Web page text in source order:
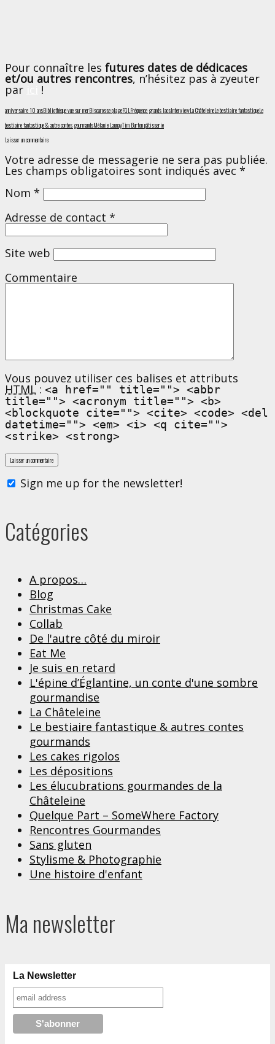
Pour connaître les futures dates de dédicaces
et/ou autres rencontres, n’hésitez pas à zyeuter
par !
anniversaire 10 ansBibliothèque vue sur merBiscarosse plageFGLFréquence grands lacsInterviewLa ChâteleineLe bestiaire fantastiqueLe
bestiaire fantastique & autre contes gourmandsMélanie LaunayTim Burton pâtisserie
Laisser un commentaire
Votre adresse de messagerie ne sera pas publiée.
Les champs obligatoires sont indiqués avec *
Nom *
Adresse de contact *
Site web
Commentaire
Vous pouvez utiliser ces balises et attributs
HTML : <a href="" title=""> <abbr
title=""> <acronym title=""> <b>
<blockquote cite=""> <cite> <code> <del
datetime=""> <em> <i> <q cite="">
<strike> <strong>
Sign me up for the newsletter!
Catégories
A propos…
Blog
Christmas Cake
Collab
De l'autre côté du miroir
Eat Me
Je suis en retard
L'épine d’Églantine, un conte d'une sombre
gourmandise
La Châteleine
Le bestiaire fantastique & autres contes
gourmands
Les cakes rigolos
Les dépositions
Les élucubrations gourmandes de la
Châteleine
Quelque Part – SomeWhere Factory
Rencontres Gourmandes
Sans gluten
Stylisme & Photographie
Une histoire d'enfant
Ma newsletter
La Newsletter